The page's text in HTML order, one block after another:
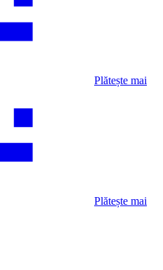
Plătește mai
Plătește mai